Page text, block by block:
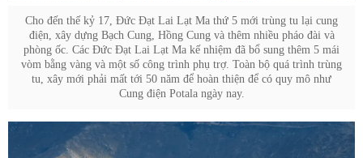
Cho đến thế kỷ 17, Đức Đạt Lai Lạt Ma thứ 5 mới trùng tu lại cung
điện, xây dựng Bạch Cung, Hồng Cung và thêm nhiều pháo đài và
phòng ốc. Các Đức Đạt Lai Lạt Ma kế nhiệm đã bổ sung thêm 5 mái
vòm bằng vàng và một số công trình phụ trợ. Toàn bộ quá trình trùng
tu, xây mới phải mất tới 50 năm để hoàn thiện để có quy mô như
Cung điện Potala ngày nay.